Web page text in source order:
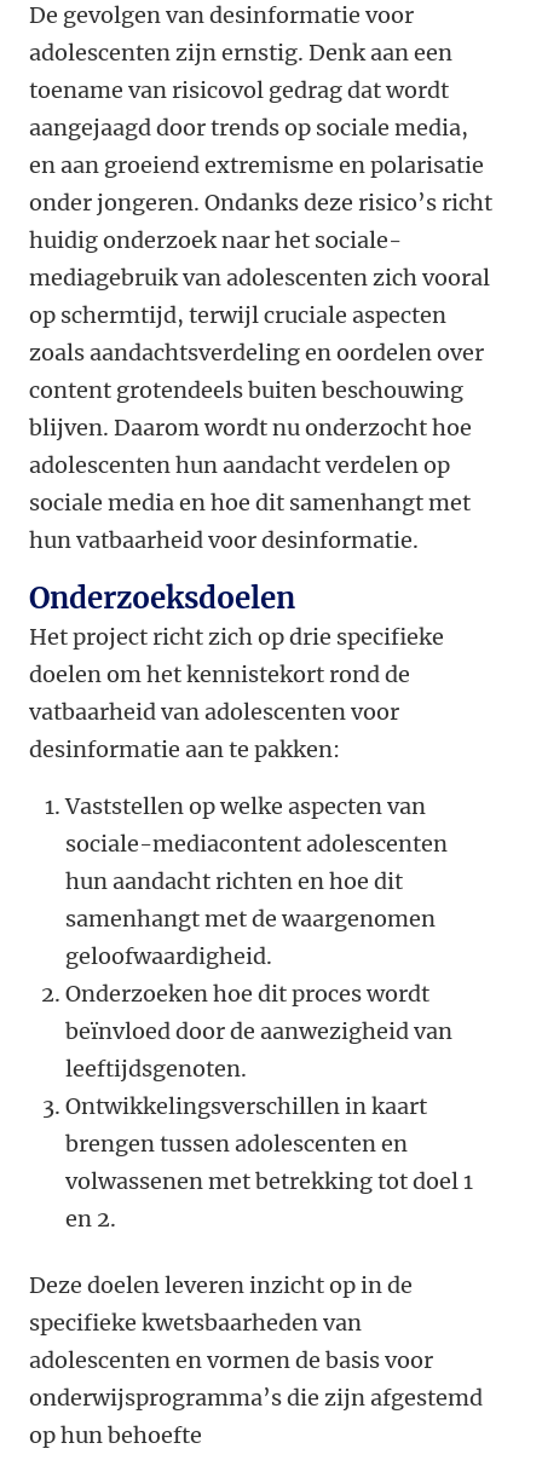
De gevolgen van desinformatie voor
adolescenten zijn ernstig. Denk aan een
toename van risicovol gedrag dat wordt
aangejaagd door trends op sociale media,
en aan groeiend extremisme en polarisatie
onder jongeren. Ondanks deze risico’s richt
huidig onderzoek naar het sociale-
mediagebruik van adolescenten zich vooral
op schermtijd, terwijl cruciale aspecten
zoals aandachtsverdeling en oordelen over
content grotendeels buiten beschouwing
blijven. Daarom wordt nu onderzocht hoe
adolescenten hun aandacht verdelen op
sociale media en hoe dit samenhangt met
hun vatbaarheid voor desinformatie.
Onderzoeksdoelen
Het project richt zich op drie specifieke
doelen om het kennistekort rond de
vatbaarheid van adolescenten voor
desinformatie aan te pakken:
Vaststellen op welke aspecten van
sociale-mediacontent adolescenten
hun aandacht richten en hoe dit
samenhangt met de waargenomen
geloofwaardigheid.
Onderzoeken hoe dit proces wordt
beïnvloed door de aanwezigheid van
leeftijdsgenoten.
Ontwikkelingsverschillen in kaart
brengen tussen adolescenten en
volwassenen met betrekking tot doel 1
en 2.
Deze doelen leveren inzicht op in de
specifieke kwetsbaarheden van
adolescenten en vormen de basis voor
onderwijsprogramma’s die zijn afgestemd
op hun behoefte